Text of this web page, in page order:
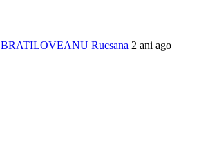
BRATILOVEANU Rucsana 2 ani ago